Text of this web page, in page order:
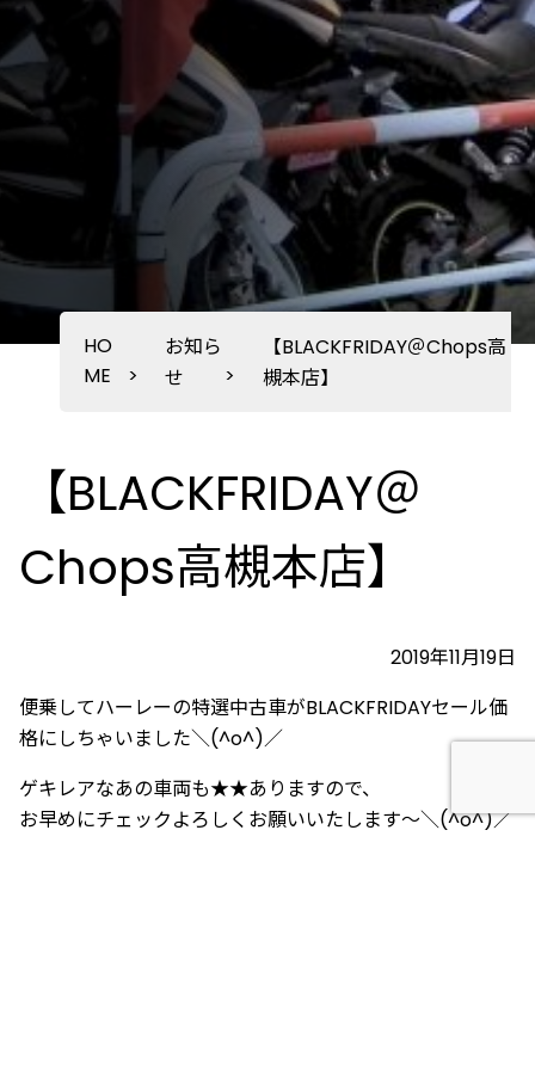
HO
ME
>
お知ら
せ
>
【BLACKFRIDAY＠Chops高
槻本店】
【BLACKFRIDAY＠
Chops高槻本店】
2019年11月19日
便乗してハーレーの特選中古車がBLACKFRIDAYセール価
格にしちゃいました＼(^o^)／
ゲキレアなあの車両も★★ありますので、
お早めにチェックよろしくお願いいたします～＼(^o^)／